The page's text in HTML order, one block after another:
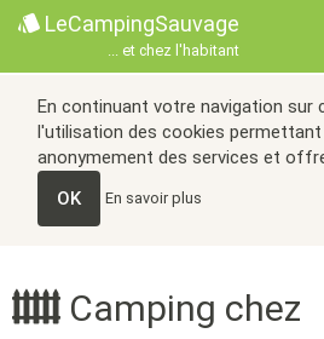
LeCampingSauvage
... et chez l'habitant
En continuant votre navigation sur
l'utilisation des cookies
anonymement des services et
OK
En savoir plus
Camping chez